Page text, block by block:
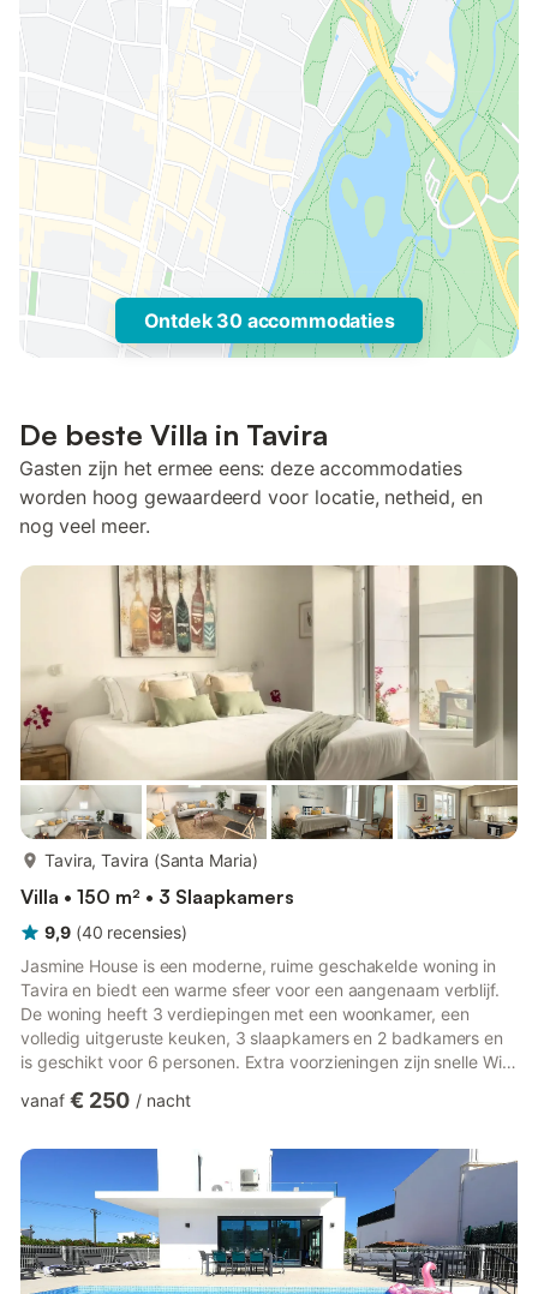
Ontdek 30 accommodaties
De beste Villa in Tavira
Gasten zijn het ermee eens: deze accommodaties
worden hoog gewaardeerd voor locatie, netheid, en
nog veel meer.
Tavira, Tavira (Santa Maria)
Villa • 150 m² • 3 Slaapkamers
9,9 (40 recensies)
Jasmine House is een moderne, ruime geschakelde woning in
Tavira en biedt een warme sfeer voor een aangenaam verblijf.
De woning heeft 3 verdiepingen met een woonkamer, een
volledig uitgeruste keuken, 3 slaapkamers en 2 badkamers en
is geschikt voor 6 personen. Extra voorzieningen zijn snelle Wi-
een vaatwasser. Er is ook een babybedje en een kinderstoel
dakterrassen, ideaal om van de zon te genieten. Daarnaast is er
op de begane grond aan de achterzijde een mooie patio, ...
vanaf € 250 / nacht